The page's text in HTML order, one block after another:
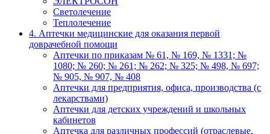
Светолечение
Теплолечение
4. Аптечки медицинские для оказания первой
доврачебной помощи
Аптечки по приказам № 61, № 169, № 1331; №
1080; № 260; № 261; № 262; № 325; № 498, № 697;
№ 905, № 907, № 408
Аптечки для предприятия, офиса, производства (с
лекарствами)
Аптечки для детских учреждений и школьных
кабинетов
Аптечка для различных профессий (отраслевые,